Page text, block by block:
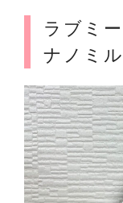
ラブミ
ナノミ